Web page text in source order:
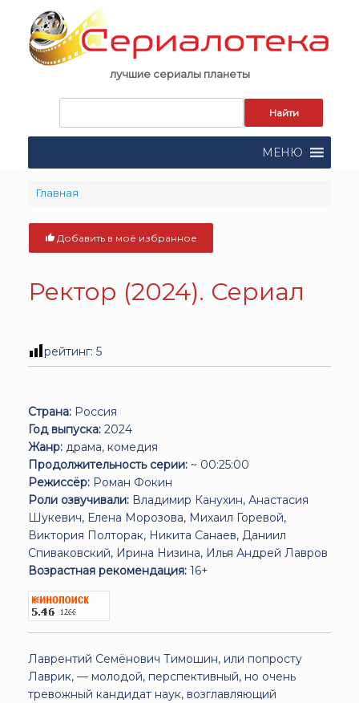
content
лучшие сериалы планеты
поиска:
МЕНЮ
Главная
Добавить в моё избранное
Ректор (2024). Сериал
рейтинг: 5
Страна: Россия
Год выпуска: 2024
Жанр: драма, комедия
Продолжительность серии: ~ 00:25:00
Режиссёр: Роман Фокин
Роли озвучивали: Владимир Канухин, Анастасия
Шукевич, Елена Морозова, Михаил Горевой,
Виктория Полторак, Никита Санаев, Даниил
Спиваковский, Ирина Низина, Илья Андрей Лавров
Возрастная рекомендация: 16+
Лаврентий Семёнович Тимошин, или попросту
Лаврик, — молодой, перспективный, но очень
тревожный кандидат наук, возглавляющий